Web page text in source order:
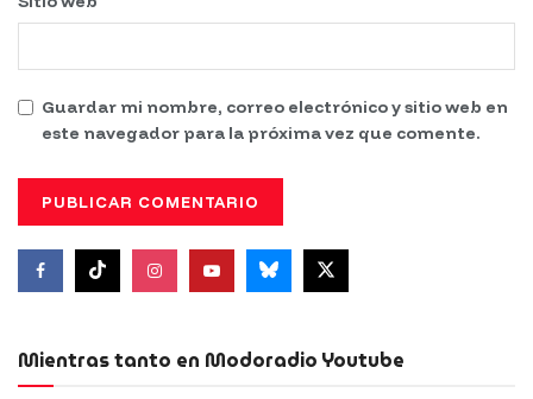
Guardar mi nombre, correo electrónico y sitio web en
este navegador para la próxima vez que comente.
Mientras tanto en Modoradio Youtube